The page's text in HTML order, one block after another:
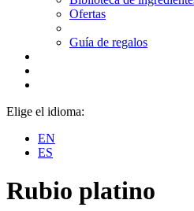
Ofertas
Guía de regalos
Elige el idioma:
EN
ES
Rubio platino